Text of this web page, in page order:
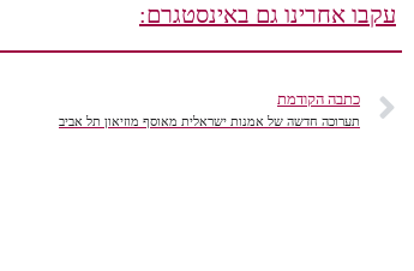
עקבו אחרינו גם באינסטגרם:
כתבה הקודמת
תערוכה חדשה של אמנות ישראלית מאוסף מוזיאון תל אביב